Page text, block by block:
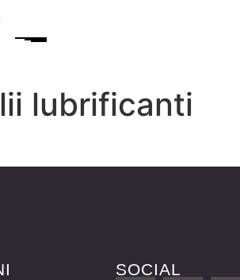
lubrificanti
SOCIAL